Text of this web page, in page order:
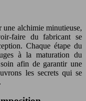
une alchimie minutieuse,
faire du fabricant se
Chaque étape du
à la maturation du
afin de garantir une
les secrets qui se